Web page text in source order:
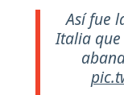
Así fue
Italia